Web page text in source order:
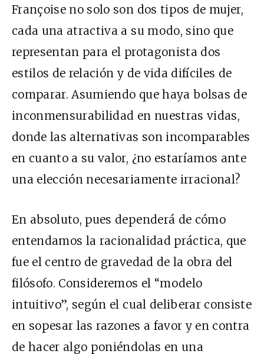
Françoise no solo son dos tipos de mujer,
cada una atractiva a su modo, sino que
representan para el protagonista dos
estilos de relación y de vida difíciles de
comparar. Asumiendo que haya bolsas de
inconmensurabilidad en nuestras vidas,
donde las alternativas son incomparables
en cuanto a su valor, ¿no estaríamos ante
una elección necesariamente irracional?
En absoluto, pues dependerá de cómo
entendamos la racionalidad práctica, que
fue el centro de gravedad de la obra del
filósofo. Consideremos el “modelo
intuitivo”, según el cual deliberar consiste
en sopesar las razones a favor y en contra
de hacer algo poniéndolas en una